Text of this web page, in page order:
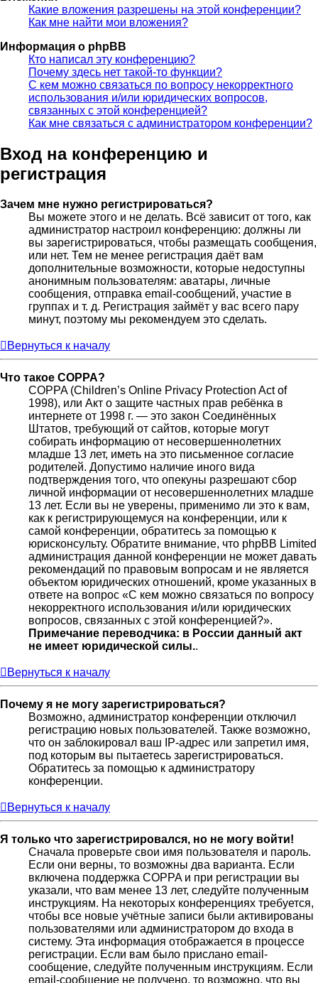
Какие вложения разрешены на этой конференции?
Как мне найти мои вложения?
Информация о phpBB
Кто написал эту конференцию?
Почему здесь нет такой-то функции?
С кем можно связаться по вопросу некорректного
использования и/или юридических вопросов,
связанных с этой конференцией?
Как мне связаться с администратором конференции?
Вход на конференцию и
регистрация
Зачем мне нужно регистрироваться?
Вы можете этого и не делать. Всё зависит от того, как
администратор настроил конференцию: должны ли
вы зарегистрироваться, чтобы размещать сообщения,
или нет. Тем не менее регистрация даёт вам
дополнительные возможности, которые недоступны
анонимным пользователям: аватары, личные
сообщения, отправка email-сообщений, участие в
группах и т. д. Регистрация займёт у вас всего пару
минут, поэтому мы рекомендуем это сделать.
Вернуться к началу
Что такое COPPA?
COPPA (Children’s Online Privacy Protection Act of
1998), или Акт о защите частных прав ребёнка в
интернете от 1998 г. — это закон Соединённых
Штатов, требующий от сайтов, которые могут
собирать информацию от несовершеннолетних
младше 13 лет, иметь на это письменное согласие
родителей. Допустимо наличие иного вида
подтверждения того, что опекуны разрешают сбор
личной информации от несовершеннолетних младше
13 лет. Если вы не уверены, применимо ли это к вам,
как к регистрирующемуся на конференции, или к
самой конференции, обратитесь за помощью к
юрисконсульту. Обратите внимание, что phpBB Limited
администрация данной конференции не может давать
рекомендаций по правовым вопросам и не является
объектом юридических отношений, кроме указанных в
ответе на вопрос «С кем можно связаться по вопросу
некорректного использования и/или юридических
вопросов, связанных с этой конференцией?».
Примечание переводчика: в России данный акт
не имеет юридической силы..
Вернуться к началу
Почему я не могу зарегистрироваться?
Возможно, администратор конференции отключил
регистрацию новых пользователей. Также возможно,
что он заблокировал ваш IP-адрес или запретил имя,
под которым вы пытаетесь зарегистрироваться.
Обратитесь за помощью к администратору
конференции.
Вернуться к началу
Я только что зарегистрировался, но не могу войти!
Сначала проверьте свои имя пользователя и пароль.
Если они верны, то возможны два варианта. Если
включена поддержка COPPA и при регистрации вы
указали, что вам менее 13 лет, следуйте полученным
инструкциям. На некоторых конференциях требуется,
чтобы все новые учётные записи были активированы
пользователями или администратором до входа в
систему. Эта информация отображается в процессе
регистрации. Если вам было прислано email-
сообщение, следуйте полученным инструкциям. Если
email-сообщение не получено, то возможно, что вы